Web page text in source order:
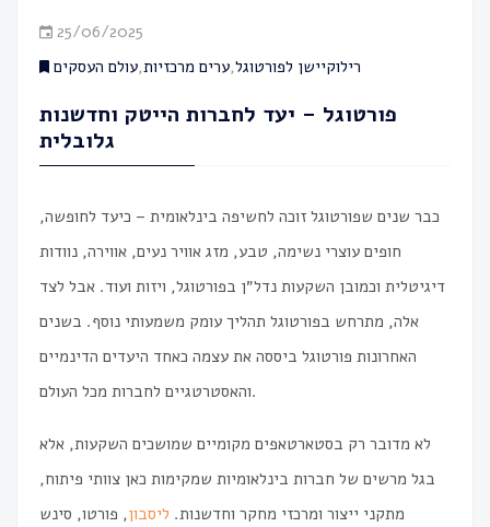
25/06/2025
עולם העסקים,ערים מרכזיות,רילוקיישן לפורטוגל
פורטוגל – יעד לחברות הייטק וחדשנות
גלובלית
כבר שנים שפורטוגל זוכה לחשיפה בינלאומית – כיעד לחופשה,
חופים עוצרי נשימה, טבע, מזג אוויר נעים, אווירה, נוודות
דיגיטלית וכמובן השקעות נדל״ן בפורטוגל, ויזות ועוד. אבל לצד
אלה, מתרחש בפורטוגל תהליך עומק משמעותי נוסף. בשנים
האחרונות פורטוגל ביססה את עצמה כאחד היעדים הדינמיים
והאסטרטגיים לחברות מכל העולם.
לא מדובר רק בסטארטאפים מקומיים שמושכים השקעות, אלא
בגל מרשים של חברות בינלאומיות שמקימות כאן צוותי פיתוח,
מתקני ייצור ומרכזי מחקר וחדשנות. ליסבון, פורטו, סינש